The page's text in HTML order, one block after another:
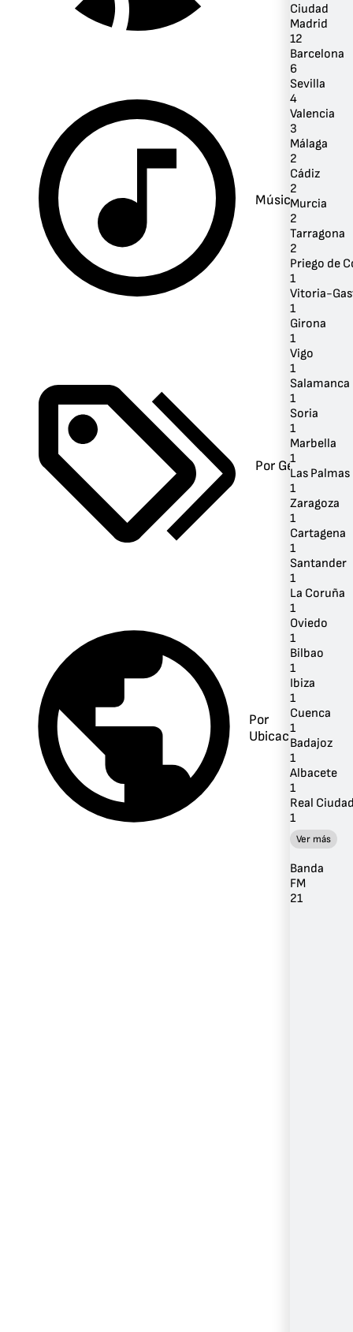
Música
Por Género
Por
Ubicación
Ciudad
Madrid
12
Barcelona
6
Sevilla
4
Valencia
3
Málaga
2
Cádiz
2
Murcia
2
Tarragona
2
Priego de
1
Vitoria-
1
Girona
1
Vigo
1
Salamanca
1
Soria
1
Marbella
1
Las
1
Zaragoza
1
Cartagena
1
Santander
1
La Coruña
1
Oviedo
1
Bilbao
1
Ibiza
1
Cuenca
1
Badajoz
1
Albacete
1
Real
1
Ver más
Banda
FM
21